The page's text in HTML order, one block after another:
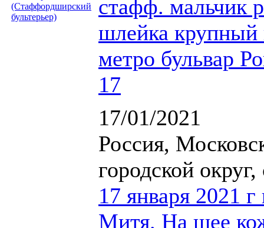
стафф. мальчик
шлейка крупный
метро бульвар
17
17/01/2021
Россия,
городской
17 января 2021
Митя. На шее